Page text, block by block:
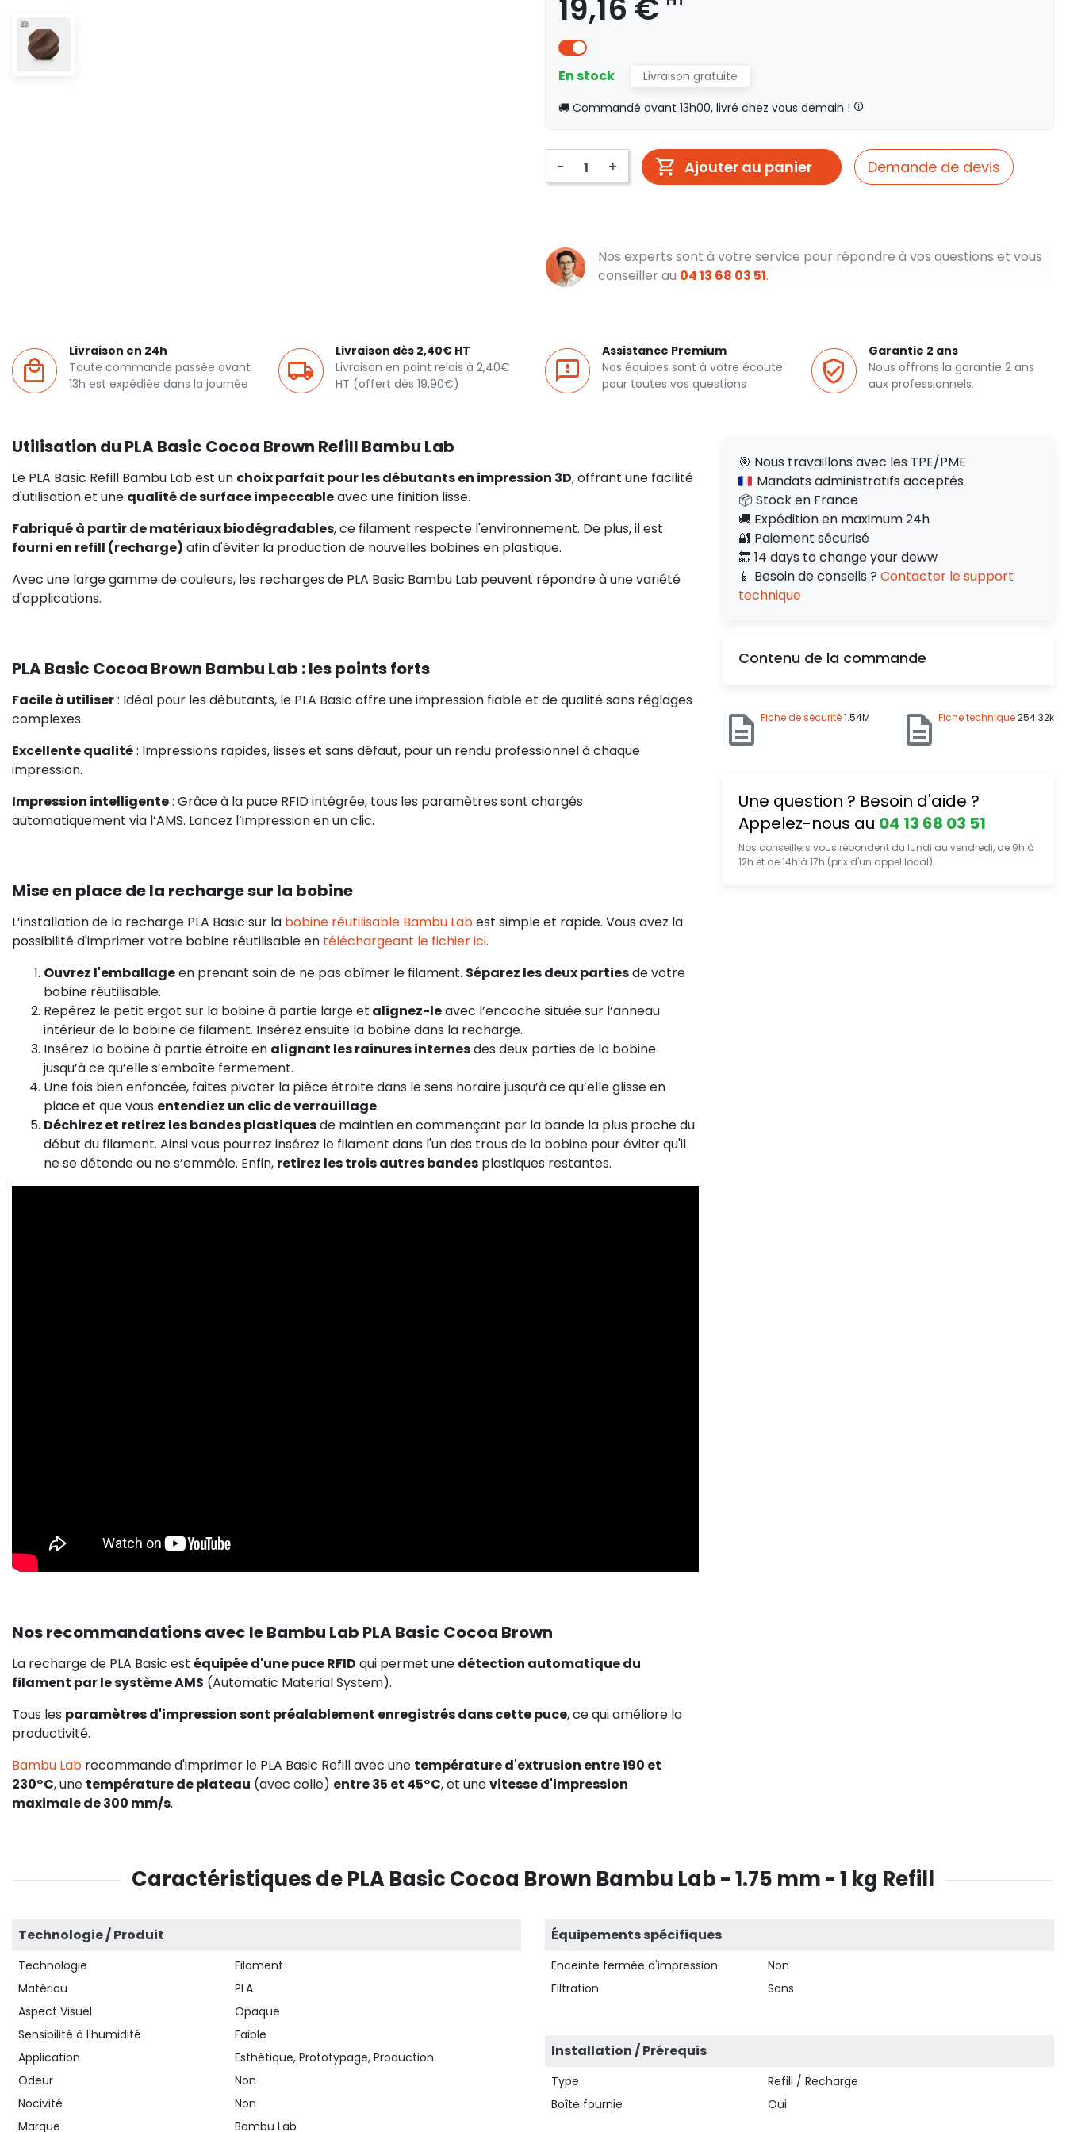
19,16 €
En stock
Livraison gratuite
🚚 Commandé avant 13h00, livré chez vous demain !
- + Ajouter au panier Demande de devis
Nos experts sont à votre service pour répondre à vos questions et vous
conseiller au 04 13 68 03 51.
Livraison en 24h
Toute commande passée avant
13h est expédiée dans la journée
Livraison dès 2,40€ HT
Livraison en point relais à 2,40€
HT (offert dès 19,90€)
Assistance Premium
Nos équipes sont à votre écoute
pour toutes vos questions
Garantie 2 ans
Nous offrons la garantie 2 ans
aux professionnels.
Utilisation du PLA Basic Cocoa Brown Refill Bambu Lab
Le PLA Basic Refill Bambu Lab est un choix parfait pour les débutants en impression 3D, offrant une facilité
d'utilisation et une qualité de surface impeccableavec une finition lisse.
Fabriqué à partir de matériaux biodégradables, ce filament respecte l'environnement. De plus, il est
fourni en refill (recharge) afin d'éviter la production de nouvelles bobines en plastique.
Avec une large gamme de couleurs, les recharges de PLA Basic Bambu Lab peuvent répondre à une variété
d'applications.
PLA Basic Cocoa Brown Bambu Lab : les points forts
Facile à utiliser: Idéal pour les débutants, le PLA Basic offre une impression fiable et de qualité sans réglages
complexes.
Excellente qualité: Impressions rapides, lisses et sans défaut, pour un rendu professionnel à chaque
impression.
Impression intelligente: Grâce à la puce RFID intégrée, tous les paramètres sont chargés
automatiquement via l’AMS. Lancez l’impression en un clic.
Mise en place de la recharge sur la bobine
L’installation de la recharge PLA Basic sur la bobine réutilisable Bambu Labest simple et rapide. Vous avez la
possibilité d'imprimer votre bobine réutilisable en téléchargeant le fichier ici.
Ouvrez l'emballageen prenant soin de ne pas abîmer le filament. Séparez les deux partiesde votre
bobine réutilisable.
Repérez le petit ergot sur la bobine à partie large et alignez-leavec l’encoche située sur l’anneau
intérieur de la bobine de filament. Insérez ensuite la bobine dans la recharge.
Insérez la bobine à partie étroite en alignant les rainures internesdes deux parties de la bobine
jusqu’à ce qu’elle s’emboîte fermement.
Une fois bien enfoncée, faites pivoter la pièce étroite dans le sens horaire jusqu’à ce qu’elle glisse en
place et que vous entendiez un clic de verrouillage.
Déchirez et retirez les bandes plastiquesde maintien en commençant par la bande la plus proche du
début du filament. Ainsi vous pourrez insérez le filament dans l'un des trous de la bobine pour éviter qu'il
ne se détende ou ne s’emmêle. Enfin, retirez les trois autres bandes plastiques restantes.
Nos recommandations avec le Bambu Lab PLA Basic Cocoa Brown
La recharge de PLA Basic est équipée d'une puce RFID qui permet une détection automatique du
filament par le système AMS (Automatic Material System).
Tous les paramètres d'impression sont préalablement enregistrés dans cette puce, ce qui améliore la
productivité.
Bambu Lab recommande d'imprimer le PLA Basic Refill avec une température d'extrusion entre 190 et
230°C, une température de plateau (avec colle) entre 35 et 45°C, et unevitesse d'impression
maximale de 300 mm/s.
🎯 Nous travaillons avec les TPE/PME
Mandats administratifs acceptés
📦 Stock en France
🚚 Expédition en maximum 24h
🔐 Paiement sécurisé
🔙 14 days to change your deww
📱 Besoin de conseils ? Contacter le support
technique
Contenu de la commande
Fiche de sécurité1.54M Fiche technique254.32k
Une question ? Besoin d'aide ?
Appelez-nous au 04 13 68 03 51
Nos conseillers vous répondent du lundi au vendredi, de 9h à
12h et de 14h à 17h (prix d'un appel local).
Caractéristiques de PLA Basic Cocoa Brown Bambu Lab - 1.75 mm - 1 kg Refill
Technologie / Produit
Technologie
Filament
Matériau
PLA
Aspect Visuel
Opaque
Sensibilité à l'humidité
Faible
Application
Esthétique, Prototypage, Production
Odeur
Non
Nocivité
Non
Marque
Bambu Lab
Équipements spécifiques
Enceinte fermée d'impression
Non
Filtration
Sans
Installation / Prérequis
Type
Refill / Recharge
Boîte fournie
Oui